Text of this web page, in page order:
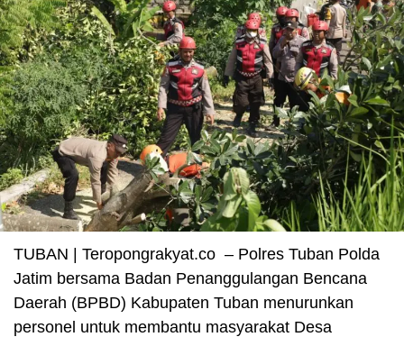
TUBAN | Teropongrakyat.co – Polres Tuban Polda
Jatim bersama Badan Penanggulangan Bencana
Daerah (BPBD) Kabupaten Tuban menurunkan
personel untuk membantu masyarakat Desa